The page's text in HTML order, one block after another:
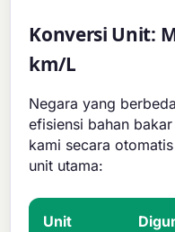
Konversi Unit:
km/L
Negara yang
efisiensi bahan
kami secara
unit utama:
Unit